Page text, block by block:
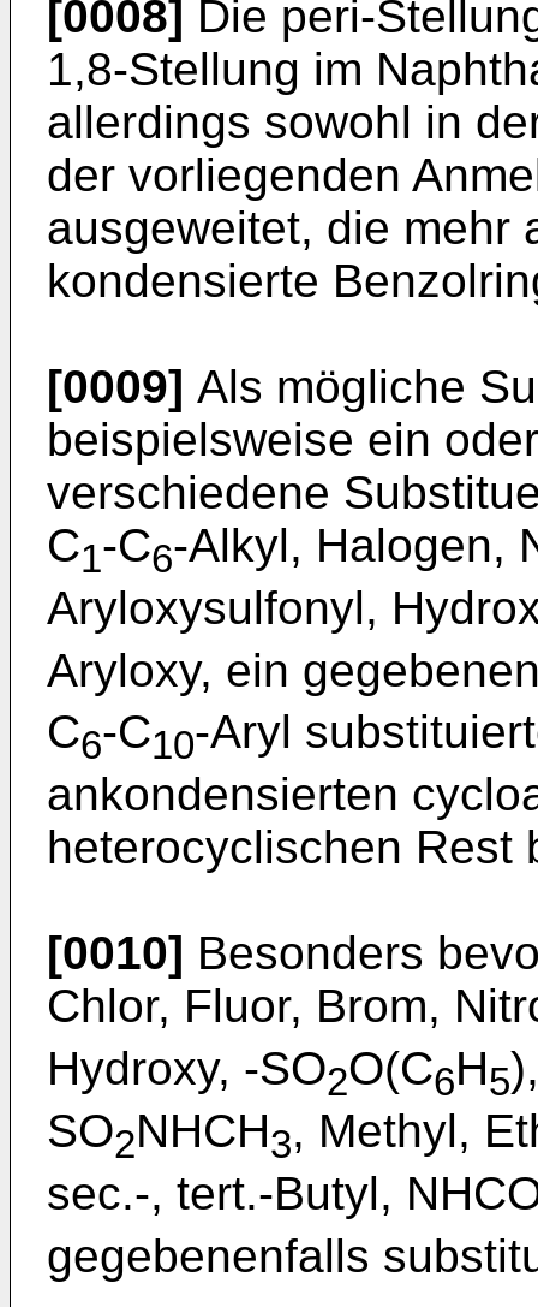
[0008] Die peri-
1,8-Stellung im
allerdings sowohl in
der vorliegenden
ausgeweitet, die mehr
kondensierte
[0009] Als mögliche
beispielsweise ein
verschiedene
C1-C6-Alkyl, Halogen,
Aryloxysulfonyl,
Aryloxy, ein
C6-C10-Aryl
ankondensierten
heterocyclischen Rest
[0010] Besonders
Chlor, Fluor, Brom,
Hydroxy, -SO2O(C6H5
SO2NHCH3, Methyl,
sec.-, tert.-Butyl,
gegebenenfalls